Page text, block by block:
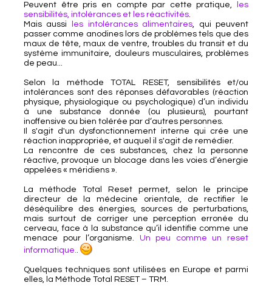
Peuvent être pris en compte par cette pratique,
les
sensibilités, intolérances et les réactivités.
Mais aussi
les intolérances alimentaires, qui peuvent
passer comme anodines lors de problèmes tels que des
maux de tête, maux de ventre, troubles du transit et du
système immunitaire, douleurs musculaires, problèmes
de peau...
Selon la méthode TOTAL RESET, sensibilités et/ou
intolérances sont des réponses défavorables (réaction
physique, physiologique ou psychologique) d’un individu
à une substance donnée (ou plusieurs), pourtant
inoffensive ou bien tolérée par d‘autres personnes.
Il s'agit d'un dysfonctionnement interne qui crée une
réaction inappropriée, et auquel il s'agit de remédier.
La rencontre de ces substances, chez la personne
réactive, provoque un blocage dans les voies d’énergie
appelées « méridiens ».
La méthode Total Reset permet, selon le principe
directeur de la médecine orientale, de rectifier le
déséquilibre des énergies, sources de perturbations,
mais surtout de corriger une perception erronée du
cerveau, face à la substance qu’il identifie comme une
menace pour l’organisme. Un peu comme un reset
informatique..
Quelques techniques sont utilisées en Europe et parmi
elles, la Méthode Total RESET – TRM.